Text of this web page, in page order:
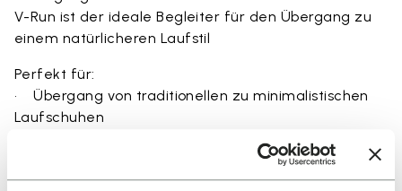
V-Run ist der ideale Begleiter für den Übergang zu
einem natürlicheren Laufstil
Perfekt für:
• Übergang von traditionellen zu minimalistischen
Laufschuhen
• Erkundung des natürlichen Laufens durch Ground